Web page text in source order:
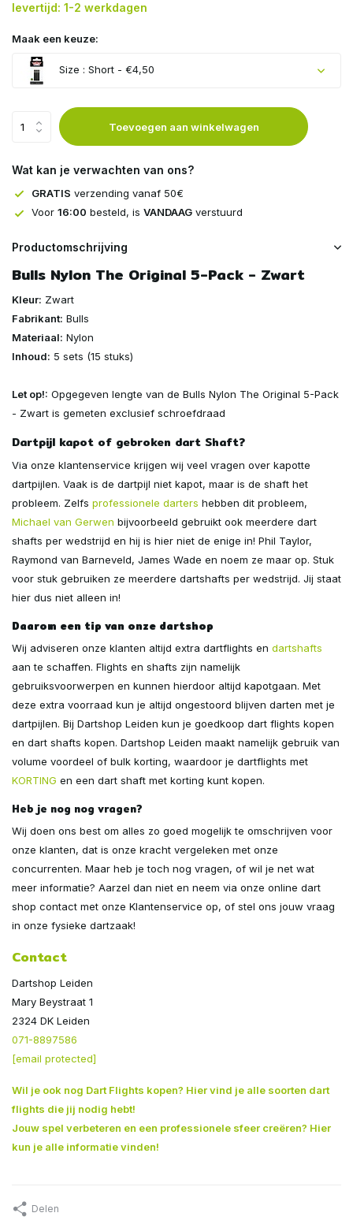
levertijd: 1-2 werkdagen
Maak een keuze:
Size : Short - €4,50
Toevoegen aan winkelwagen
Wat kan je verwachten van ons?
GRATIS verzending vanaf 50€
Voor 16:00 besteld, is VANDAAG verstuurd
Productomschrijving
Bulls Nylon The Original 5-Pack - Zwart
Kleur: Zwart
Fabrikant: Bulls
Materiaal: Nylon
Inhoud: 5 sets (15 stuks)
Let op!: Opgegeven lengte van de Bulls Nylon The Original 5-Pack
- Zwart is gemeten exclusief schroefdraad
Dartpijl kapot of gebroken dart Shaft?
Via onze klantenservice krijgen wij veel vragen over kapotte
dartpijlen. Vaak is de dartpijl niet kapot, maar is de shaft het
probleem. Zelfs professionele darters hebben dit probleem,
Michael van Gerwen bijvoorbeeld gebruikt ook meerdere dart
shafts per wedstrijd en hij is hier niet de enige in! Phil Taylor,
Raymond van Barneveld, James Wade en noem ze maar op. Stuk
voor stuk gebruiken ze meerdere dartshafts per wedstrijd. Jij staat
hier dus niet alleen in!
Daarom een tip van onze dartshop
Wij adviseren onze klanten altijd extra dartflights en dartshafts
aan te schaffen. Flights en shafts zijn namelijk
gebruiksvoorwerpen en kunnen hierdoor altijd kapotgaan. Met
deze extra voorraad kun je altijd ongestoord blijven darten met je
dartpijlen. Bij Dartshop Leiden kun je goedkoop dart flights kopen
en dart shafts kopen. Dartshop Leiden maakt namelijk gebruik van
volume voordeel of bulk korting, waardoor je dartflights met
KORTING en een dart shaft met korting kunt kopen.
Heb je nog nog vragen?
Wij doen ons best om alles zo goed mogelijk te omschrijven voor
onze klanten, dat is onze kracht vergeleken met onze
concurrenten. Maar heb je toch nog vragen, of wil je net wat
meer informatie? Aarzel dan niet en neem via onze online dart
shop contact met onze Klantenservice op, of stel ons jouw vraag
in onze fysieke dartzaak!
Contact
Dartshop Leiden
Mary Beystraat 1
2324 DK Leiden
071-8897586
[email protected]
Wil je ook nog Dart Flights kopen? Hier vind je alle soorten dart
flights die jij nodig hebt!
Jouw spel verbeteren en een professionele sfeer creëren? Hier
kun je alle informatie vinden!
Delen